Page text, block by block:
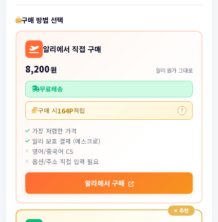
구매 방법 선택
알리에서 직접 구매
8,200원 알리 원가 그대로
무료배송
구매 시164P적립 ?
가장 저렴한 가격
알리 보호 결제 (에스크로)
영어/중국어 CS
옵션/주소 직접 입력 필요
알리에서 구매